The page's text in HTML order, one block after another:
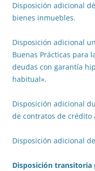
Disposición adicional
bienes inmuebles.
Disposición adicional
Buenas Prácticas para
deudas con garantía
habitual».
Disposición adicional
de contratos de crédito
Disposición adicional
Disposición